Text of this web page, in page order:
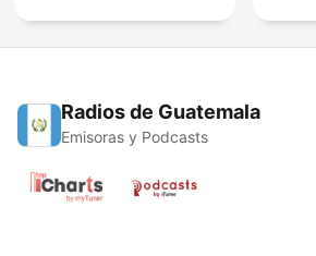
Radios de Guatemala
Emisoras y Podcasts